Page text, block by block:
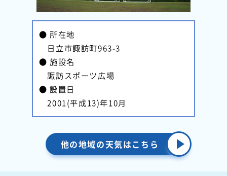
● 所在地
日立市諏訪町963-3
● 施設名
諏訪スポーツ広場
● 設置日
2001(平成13)年10月
他の地域の天気はこちら